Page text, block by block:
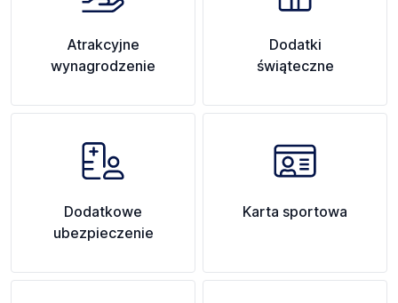
Atrakcyjne
wynagrodzenie
Dodatki
świąteczne
Dodatkowe
ubezpieczenie
Karta sportowa